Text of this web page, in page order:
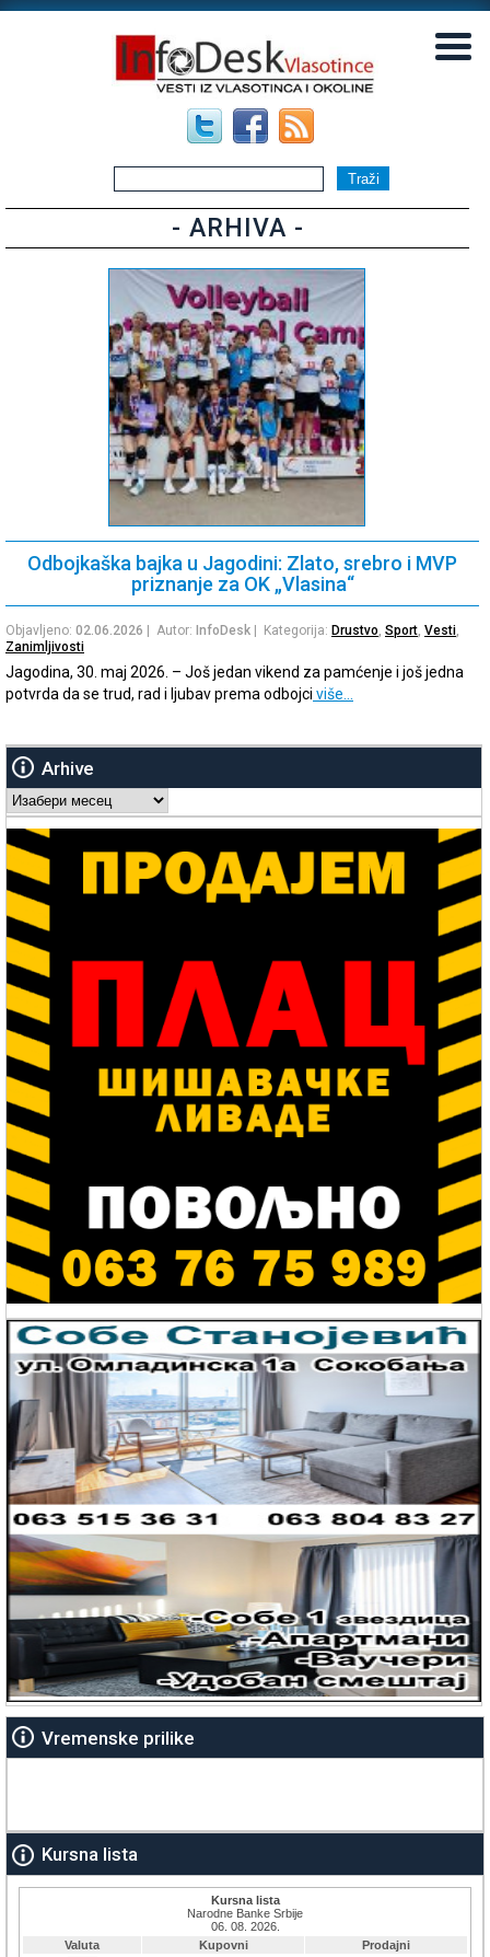
- ARHIVA -
Odbojkaška bajka u Jagodini: Zlato, srebro i MVP
priznanje za OK „Vlasina“
Objavljeno: 02.06.2026 | Autor: InfoDesk | Kategorija: Drustvo, Sport, Vesti,
Zanimljivosti
Jagodina, 30. maj 2026. – Još jedan vikend za pamćenje i još jedna
potvrda da se trud, rad i ljubav prema odbojci više…
Arhive
Arhive
Vremenske prilike
Kursna lista